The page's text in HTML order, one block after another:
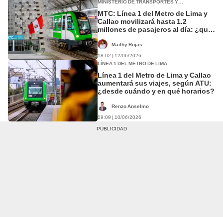
MINISTERIO DE TRANSPORTES Y
COMUNICACIONES (MTC)
MTC: Línea 1 del Metro de Lima y
Callao movilizará hasta 1.2
millones de pasajeros al día: ¿qué
millones?
Mailhy Rojas
18:02 | 12/06/2026
LÍNEA 1 DEL METRO DE LIMA
Línea 1 del Metro de Lima y Callao
aumentará sus viajes, según ATU:
¿desde cuándo y en qué horarios?
Renzo Anselmo
09:09 | 10/06/2026